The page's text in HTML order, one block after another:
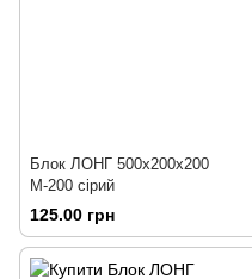
Блок ЛОНГ 500х200х200
М-200 сірий
125.00 грн